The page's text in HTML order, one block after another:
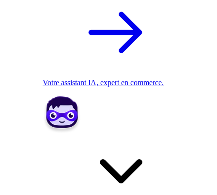
Votre assistant IA, expert en commerce.